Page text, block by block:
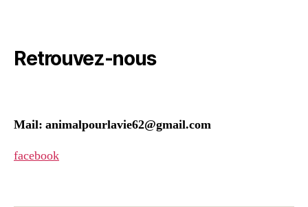
Retrouvez-nous
Mail: animalpourlavie62@gmail.com
facebook